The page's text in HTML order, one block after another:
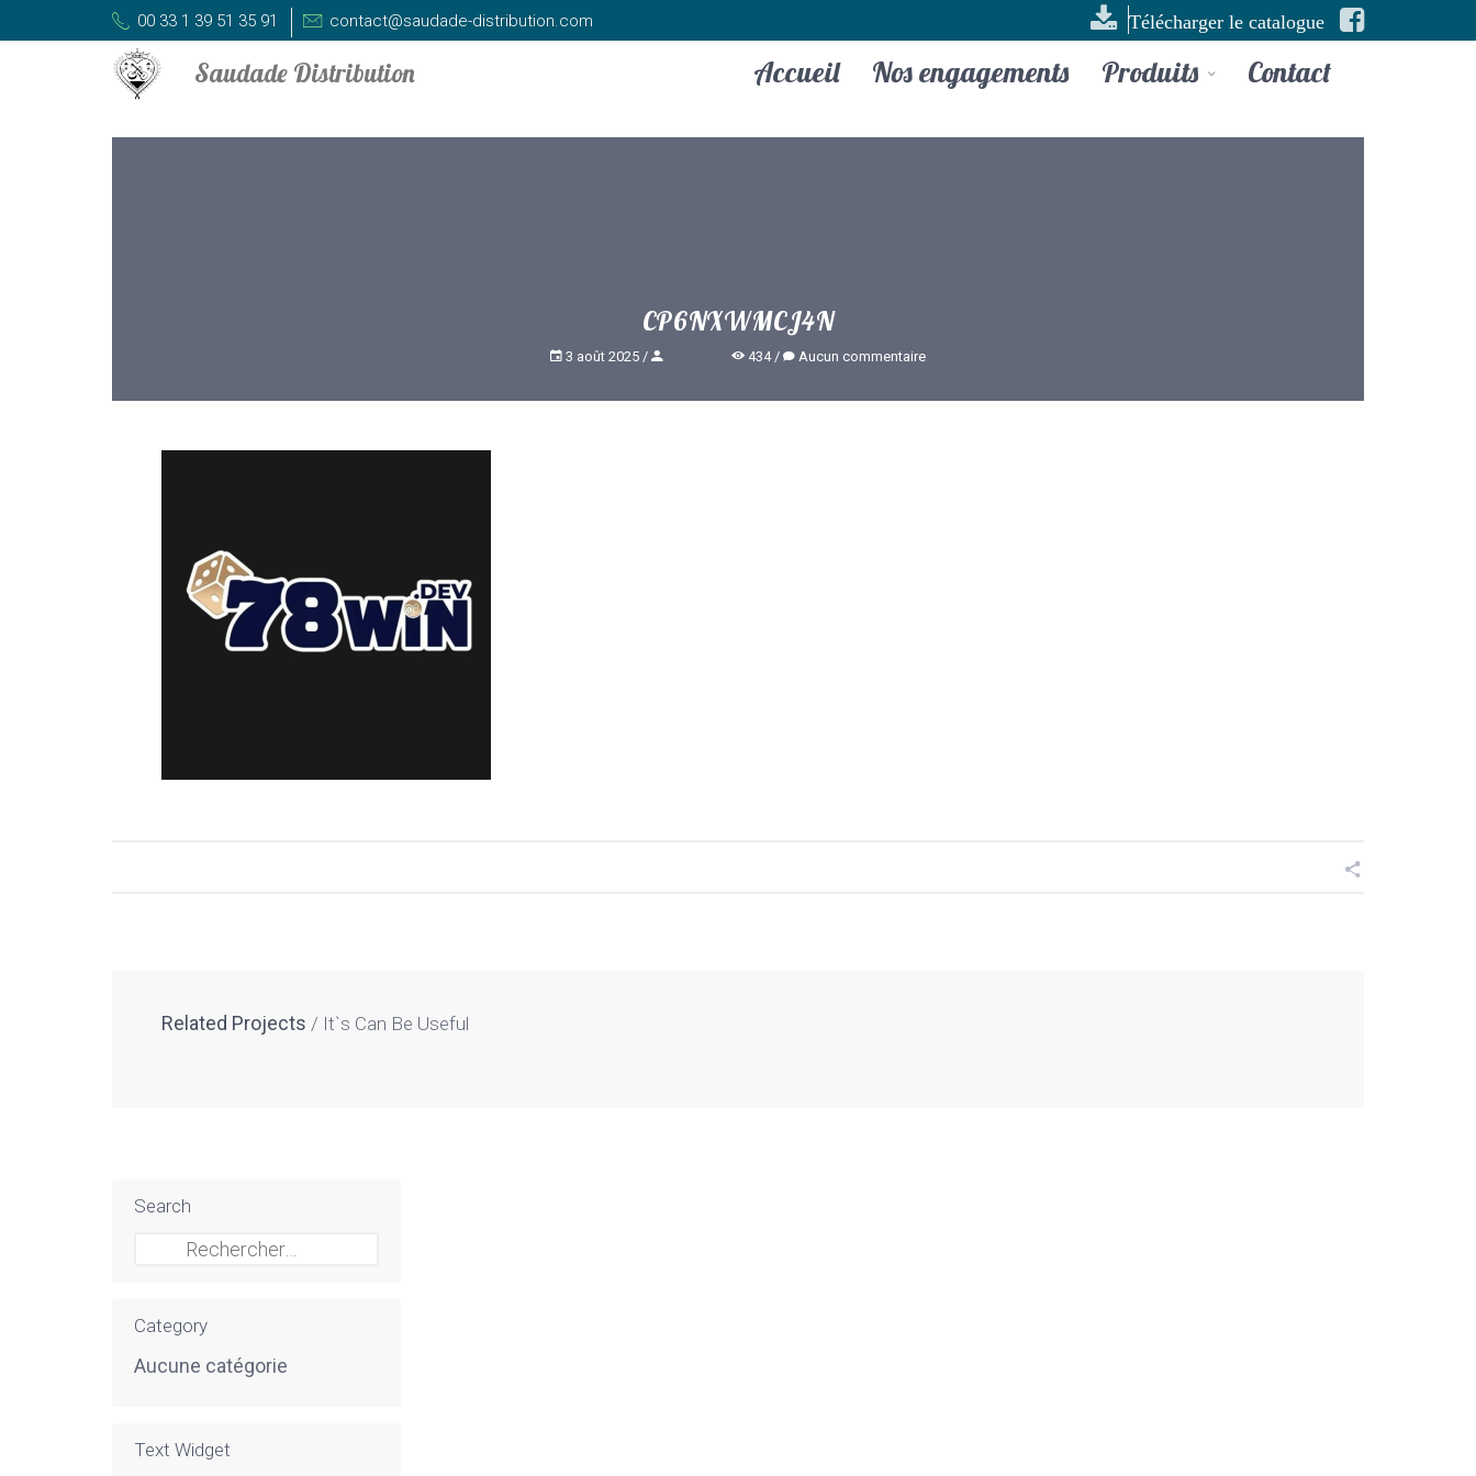
00 33 1 39 51 35 91 contact@saudade-distribution.com Télécharger le catalogue
Accueil Nos engagements Produits Contact
CP6NXWMCJ4N
3 août 2025 434 Aucun commentaire
Related Projects It`s Can Be Useful
Search
Rechercher :
Category
Aucune catégorie
Text Widget